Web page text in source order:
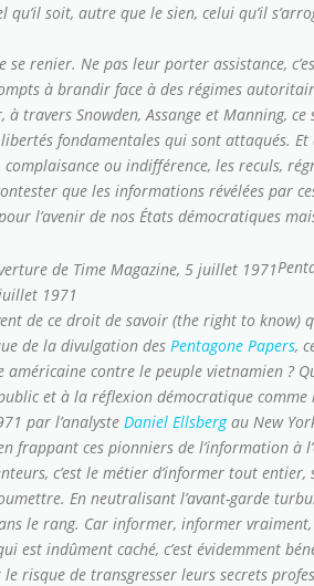
soit, autre que le sien, celui qu’il
se renier. Ne pas leur porter assistance,
à brandir face à des régimes
travers Snowden, Assange et Manning, ce
fondamentales qui sont attaqués.
ou indifférence, les reculs,
que les informations révélées par
l’avenir de nos États démocratiques
1971
de ce droit de savoir (the right to know)
de la divulgation des Pentagone Papers,
américaine contre le peuple vietnamien ?
et à la réflexion démocratique comme
par l’analyste Daniel Ellsbergau New
frappant ces pionniers de l’information à
c’est le métier d’informer tout
En neutralisant l’avant-garde
le rang. Car informer, informer
est indûment caché, c’est évidemment
risque de transgresser leurs secrets